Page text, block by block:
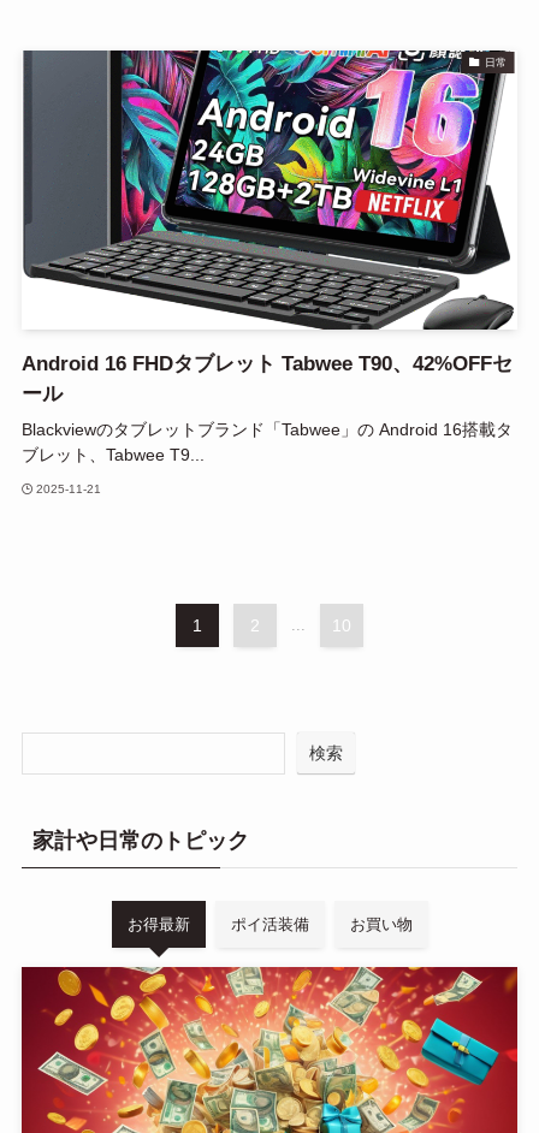
日常
Android 16 FHDタブレット Tabwee T90、42%OFFセ
ール
Blackviewのタブレットブランド「Tabwee」の Android 16搭載タ
ブレット、Tabwee T9...
2025-11-21
1 2 ... 10
検索
家計や日常のトピック
お得最新 ポイ活装備 お買い物